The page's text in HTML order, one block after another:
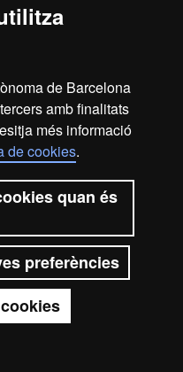
de Barcelona
amb finalitats
més informació
de cookies.
quan és
preferències
Tens dubtes?